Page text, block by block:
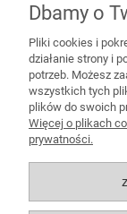
Wysyłka kurierska
Dbamy o
Pliki cookies i
działanie strony i
potrzeb. Możesz
wszystkich tych
plików do swoich
Więcej o plikach
prywatności.